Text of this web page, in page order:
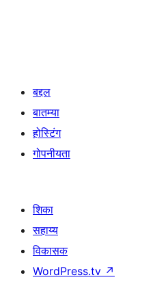
बद्दल
बातम्या
होस्टिंग
गोपनीयता
शिका
सहाय्य
विकासक
WordPress.tv ↗